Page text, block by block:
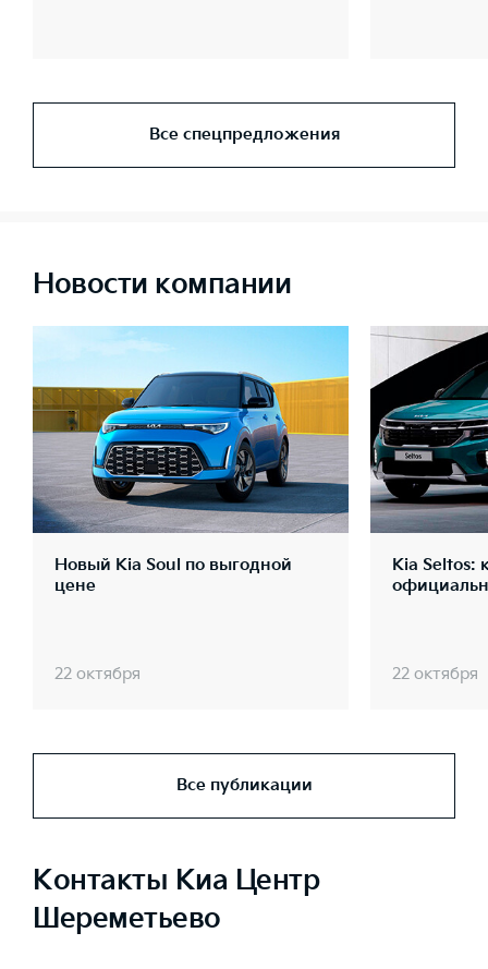
Все спецпредложения
Новости компании
Новый Kia Soul по выгодной
цене
22 октября
Kia Seltos:
22 октября
Все публикации
Контакты Киа Центр
Шереметьево